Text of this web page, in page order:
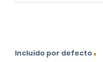
Incluido por defecto